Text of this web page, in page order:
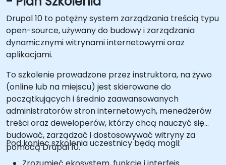
Drupal 10 to potężny system zarządzania treścią typu
open-source, używany do budowy i zarządzania
dynamicznymi witrynami internetowymi oraz
aplikacjami.
To szkolenie prowadzone przez instruktora, na żywo
(online lub na miejscu) jest skierowane do
początkujących i średnio zaawansowanych
administratorów stron internetowych, menedżerów
treści oraz deweloperów, którzy chcą nauczyć się
budować, zarządzać i dostosowywać witryny za
pomocą Drupal 10.
Pod koniec szkolenia uczestnicy będą mogli: